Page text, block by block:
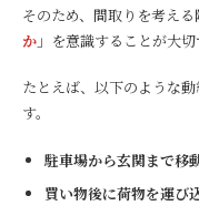
そのため、間取りを考え
か 」を意識することが大切
たとえば、以下のような
す。
駐車場から玄関まで移
買い物後に荷物を運び